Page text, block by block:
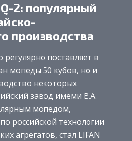
2: популярный
производства
регулярно поставляет в
мопеды 50 кубов, но и
некоторых
завод имеми В.А.
мопедом,
российской технологии
агрегатов, стал LIFAN